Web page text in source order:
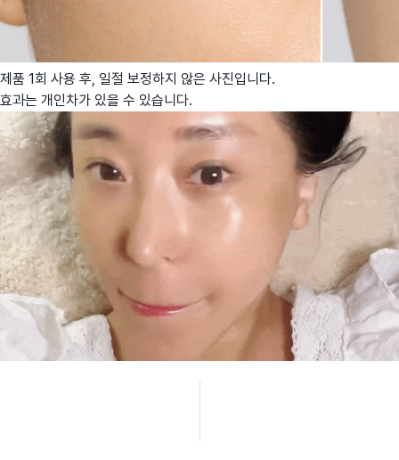
제품 1회 사용 후, 일절 보정하지 않은 사진입니다.
효과는 개인차가 있을 수 있습니다.